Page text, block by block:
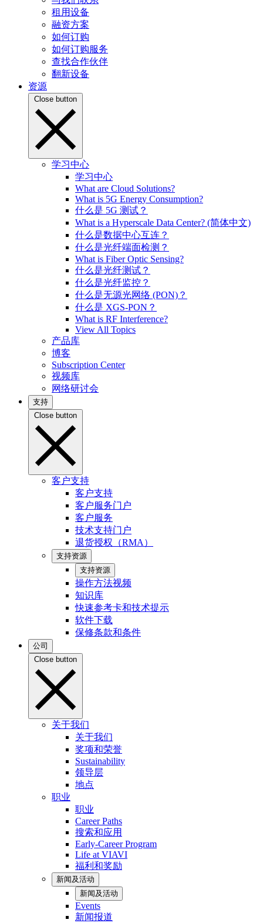
租用设备
融资方案
如何订购
如何订购服务
查找合作伙伴
翻新设备
资源
Close button
学习中心
学习中心
What are Cloud Solutions?
What is 5G Energy Consumption?
什么是 5G 测试？
What is a Hyperscale Data Center? (简体中文)
什么是数据中心互连？
什么是光纤端面检测？
What is Fiber Optic Sensing?
什么是光纤测试？
什么是光纤监控？
什么是无源光网络 (PON)？
什么是 XGS-PON？
What is RF Interference?
View All Topics
产品库
博客
Subscription Center
视频库
网络研讨会
支持
Close button
客户支持
客户支持
客户服务门户
客户服务
技术支持门户
退货授权（RMA）
支持资源
支持资源
操作方法视频
知识库
快速参考卡和技术提示
软件下载
保修条款和条件
公司
Close button
关于我们
关于我们
奖项和荣誉
Sustainability
领导层
地点
职业
职业
Career Paths
搜索和应用
Early-Career Program
Life at VIAVI
福利和奖励
新闻及活动
新闻及活动
Events
新闻报道